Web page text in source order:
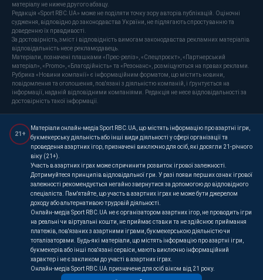
матеріалу не нижче другого абзацу.
Редакція «Sport RBC.UA» може не поділяти точку зору авторів публікацій. Оціночні
судження, відповідно до законодавства України, не підлягають спростуванню та
доведенню їх правдивості.
За достовірність, зміст і відповідність вимогам законодавства рекламних матеріалів
відповідальність несе рекламодавець.
Матеріали, позначені плашками «Прес-реліз», «Спецпроєкт», «Партнерський
матеріал», «Promo», «Благодійність» та «Резонанс», розміщуються на правах реклами.
Рубрика «Новини компанії» є інформаційним форматом, що містить новини,
повідомлення та оголошення, пов'язані з діяльністю компаній, і ґрунтується на
інформації, наданій відповідними компаніями. Редакція не несе відповідальності за
достовірність такої інформації.
21+
Матеріали онлайн-медіа Sport RBC.UA, що містять інформацію про азартні ігри,
букмекерську діяльність або інші види діяльності у сфері організації та
проведення азартних ігор, призначені виключно для осіб, які досягли 21-річного
віку (21+).
Участь в азартних іграх може спричинити розвиток ігрової залежності.
Дотримуйтеся принципів відповідальної гри. У разі появи перших ознак ігрової
залежності рекомендується негайно звернутися за допомогою до відповідного
спеціаліста. Пам'ятайте, що участь в азартних іграх не може бути джерелом
доходу або альтернативою трудовій діяльності.
Онлайн-медіа Sport RBC.UA не є організатором азартних ігор, не проводить ігри
на реальні чи віртуальні кошти, не приймає ставки та не здійснює приймання
платежів, пов'язаних з азартними іграми, букмекерською діяльністю чи
тоталізаторами. Будь-які матеріали, що містять інформацію про азартні ігри,
букмекерів або інші пов'язані сервіси, мають виключно інформаційний
характер і не є закликом до участі в азартних іграх.
Онлайн-медіа Sport RBC.UA призначене для осіб віком від 21 року.